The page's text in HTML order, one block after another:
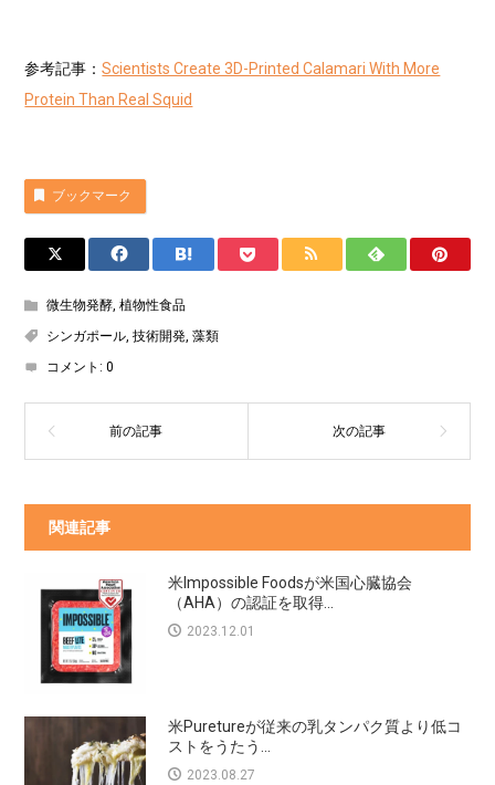
参考記事：Scientists Create 3D-Printed Calamari With More
Protein Than Real Squid
ブックマーク
微生物発酵,植物性食品
シンガポール,技術開発,藻類
コメント:0
関連記事
米Impossible Foodsが米国心臓協会
（AHA）の認証を取得...
2023.12.01
米Puretureが従来の乳タンパク質より低コ
ストをうたう...
2023.08.27